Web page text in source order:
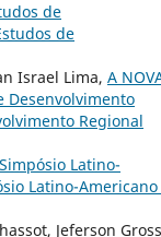
de
de
Israel Lima, A
Desenvolvimento
Regional
Latino-
Latino-
Jeferson